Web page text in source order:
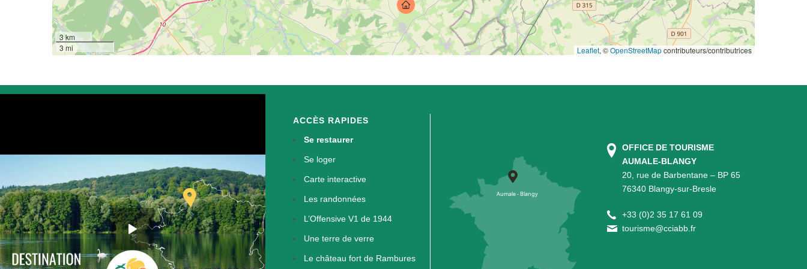
3 km
3 mi
Leaflet, ©OpenStreetMapcontributeurs/contributrices
ACCÈS RAPIDES
Se restaurer
Se loger
Carte interactive
Les randonnées
L’Offensive V1 de 1944
Une terre de verre
Le château fort de Rambures
OFFICE DE TOURISME
AUMALE-BLANGY
20, rue de Barbentane – BP 65
76340 Blangy-sur-Bresle
+33 (0)2 35 17 61 09
tourisme@cciabb.fr